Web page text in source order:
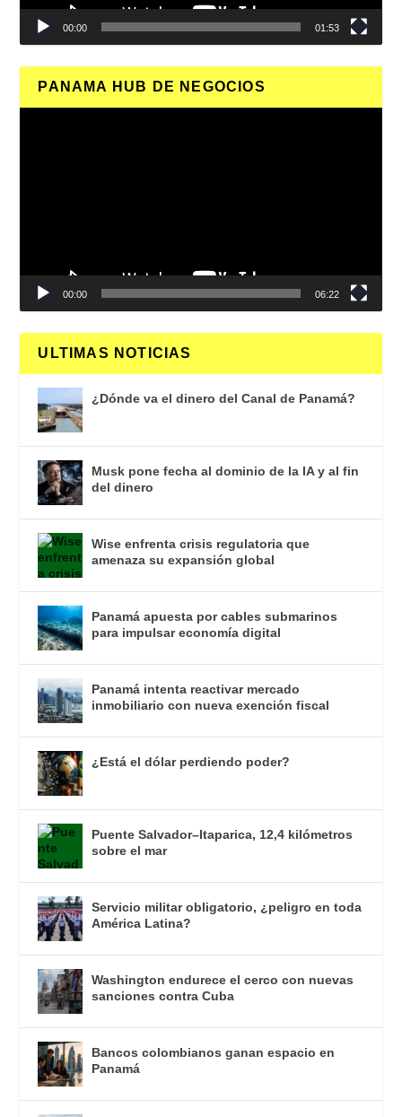
00:00 01:53
PANAMA HUB DE NEGOCIOS
00:00 06:22
ULTIMAS NOTICIAS
¿Dónde va el dinero del Canal de Panamá?
Musk pone fecha al dominio de la IA y al fin
del dinero
Wise enfrenta crisis regulatoria que
amenaza su expansión global
Panamá apuesta por cables submarinos
para impulsar economía digital
Panamá intenta reactivar mercado
inmobiliario con nueva exención fiscal
¿Está el dólar perdiendo poder?
Puente Salvador–Itaparica, 12,4 kilómetros
sobre el mar
Servicio militar obligatorio, ¿peligro en toda
América Latina?
Washington endurece el cerco con nuevas
sanciones contra Cuba
Bancos colombianos ganan espacio en
Panamá